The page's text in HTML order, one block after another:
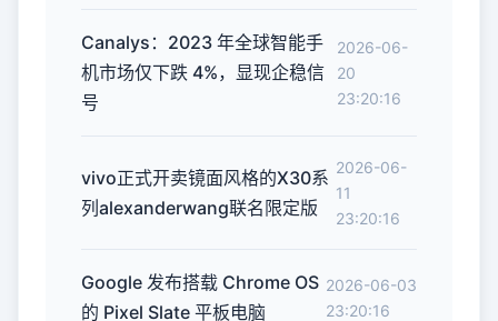
Canalys：2023 年全球智能手
机市场仅下跌 4%，显现企稳信
号
2026-06-
20
23:20:16
vivo正式开卖镜面风格的X30系
列alexanderwang联名限定版
2026-06-
11
23:20:16
Google 发布搭载 Chrome OS
的 Pixel Slate 平板电脑
2026-06-03
23:20:16